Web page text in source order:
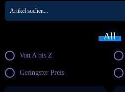
All
Von A bis Z
Geringster Preis